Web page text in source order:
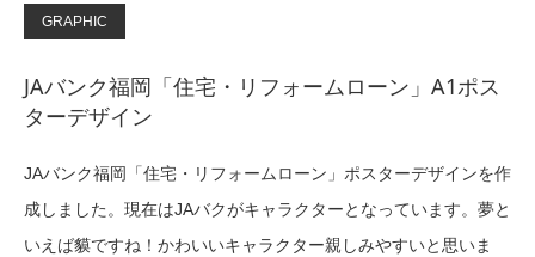
GRAPHIC
JAバンク福岡「住宅・リフォームローン」A1ポス
ターデザイン
JAバンク福岡「住宅・リフォームローン」ポスターデザインを作
成しました。現在はJAバクがキャラクターとなっています。夢と
いえば貘ですね！かわいいキャラクター親しみやすいと思いま